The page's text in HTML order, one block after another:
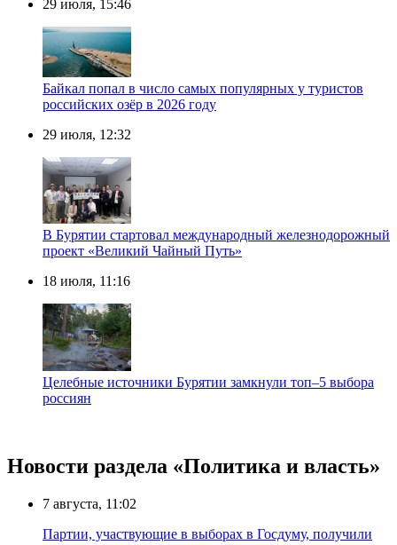
29 июля, 15:46
Байкал попал в число самых популярных у туристов
российских озёр в 2026 году
29 июля, 12:32
В Бурятии стартовал международный железнодорожный
проект «Великий Чайный Путь»
18 июля, 11:16
Целебные источники Бурятии замкнули топ–5 выбора
россиян
Новости раздела «Политика и власть»
7 августа, 11:02
Партии, участвующие в выборах в Госдуму, получили